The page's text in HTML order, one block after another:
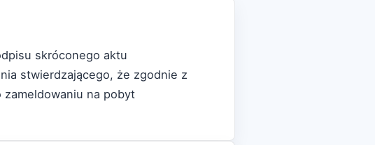
skróconego aktu
stwierdzającego, że zgodnie z
zameldowaniu na pobyt